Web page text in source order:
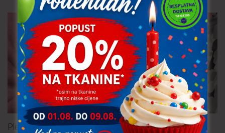
Pletenina 1.70 m
TRAJNO NISKA CIJENA!
Muslin 0.50 m